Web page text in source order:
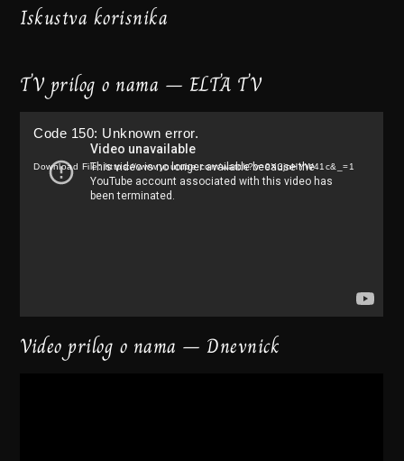
Iskustva korisnika
TV prilog o nama – ELTA TV
Player
Code 150: Unknown error.
Download File: https://www.youtube.com/watch?v=9X3jnHYW41c&_=1
Video prilog o nama – Dnevnick